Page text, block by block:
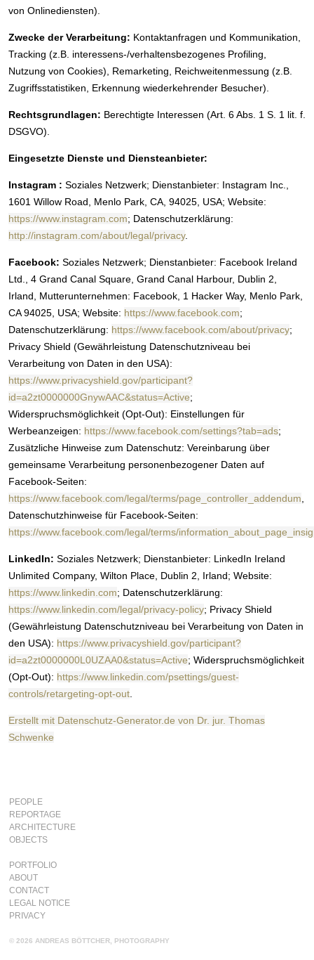
von Onlinediensten).
Zwecke der Verarbeitung: Kontaktanfragen und Kommunikation,
Tracking (z.B. interessens-/verhaltensbezogenes Profiling,
Nutzung von Cookies), Remarketing, Reichweitenmessung (z.B.
Zugriffsstatistiken, Erkennung wiederkehrender Besucher).
Rechtsgrundlagen: Berechtigte Interessen (Art. 6 Abs. 1 S. 1 lit. f.
DSGVO).
Eingesetzte Dienste und Diensteanbieter:
Instagram : Soziales Netzwerk; Dienstanbieter: Instagram Inc.,
1601 Willow Road, Menlo Park, CA, 94025, USA; Website:
https://www.instagram.com; Datenschutzerklärung:
http://instagram.com/about/legal/privacy.
Facebook: Soziales Netzwerk; Dienstanbieter: Facebook Ireland
Ltd., 4 Grand Canal Square, Grand Canal Harbour, Dublin 2,
Irland, Mutterunternehmen: Facebook, 1 Hacker Way, Menlo Park,
CA 94025, USA; Website: https://www.facebook.com;
Datenschutzerklärung: https://www.facebook.com/about/privacy;
Privacy Shield (Gewährleistung Datenschutzniveau bei
Verarbeitung von Daten in den USA):
https://www.privacyshield.gov/participant?
id=a2zt0000000GnywAAC&status=Active;
Widerspruchsmöglichkeit (Opt-Out): Einstellungen für
Werbeanzeigen: https://www.facebook.com/settings?tab=ads;
Zusätzliche Hinweise zum Datenschutz: Vereinbarung über
gemeinsame Verarbeitung personenbezogener Daten auf
Facebook-Seiten:
https://www.facebook.com/legal/terms/page_controller_addendum
Datenschutzhinweise für Facebook-Seiten:
https://www.facebook.com/legal/terms/
LinkedIn: Soziales Netzwerk; Dienstanbieter: LinkedIn Ireland
Unlimited Company, Wilton Place, Dublin 2, Irland; Website:
https://www.linkedin.com; Datenschutzerklärung:
https://www.linkedin.com/legal/privacy-policy; Privacy Shield
(Gewährleistung Datenschutzniveau bei Verarbeitung von Daten in
den USA): https://www.privacyshield.gov/participant?
id=a2zt0000000L0UZAA0&status=Active; Widerspruchsmöglichkeit
(Opt-Out): https://www.linkedin.com/psettings/guest-
controls/retargeting-opt-out
Erstellt mit Datenschutz-Generator.de von Dr. jur. Thomas
Schwenke
PEOPLE
REPORTAGE
ARCHITECTURE
OBJECTS
PORTFOLIO
ABOUT
CONTACT
LEGAL NOTICE
PRIVACY
© 2026 ANDREAS BÖTTCHER, PHOTOGRAPHY